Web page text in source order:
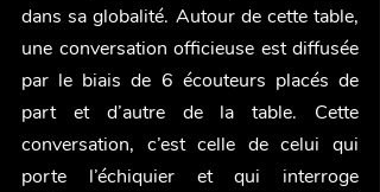
dans sa globalité. Autour de cette table,
une conversation officieuse est diffusée
par le biais de 6 écouteurs placés de
part et d’autre de la table. Cette
conversation, c’est celle de celui qui
porte l’échiquier et qui interroge